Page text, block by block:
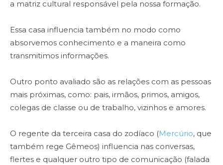
a matriz cultural responsável pela nossa formação.
Essa casa influencia também no modo como
absorvemos conhecimento e a maneira como
transmitimos informações.
Outro ponto avaliado são as relações com as pessoas
mais próximas, como: pais, irmãos, primos, amigos,
colegas de classe ou de trabalho, vizinhos e amores.
O regente da terceira casa do zodíaco (Mercúrio, que
também rege Gêmeos) influencia nas conversas,
flertes e qualquer outro tipo de comunicação (falada